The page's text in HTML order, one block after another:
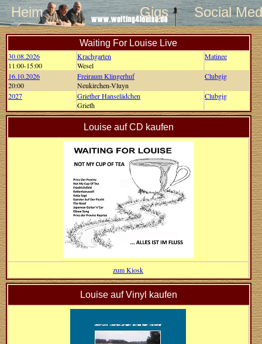
Heim Gigs Social
Waiting For Louise Live
30.08.2026
11:00-15:00
Krachgarten
Wesel
Matinee
16.10.2026
20:00
Freiraum Klingerhuf
Neukirchen-Vluyn
Clubgig
2027
Griether Hanselädchen
Grieth
Clubgig
Louise auf CD kaufen
zum Kiosk
Louise auf Vinyl kaufen